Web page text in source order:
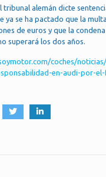
tribunal alemán dicte
ya se ha pactado que la
de euros y que la
superará los dos años.
coches/
en-audi-por-